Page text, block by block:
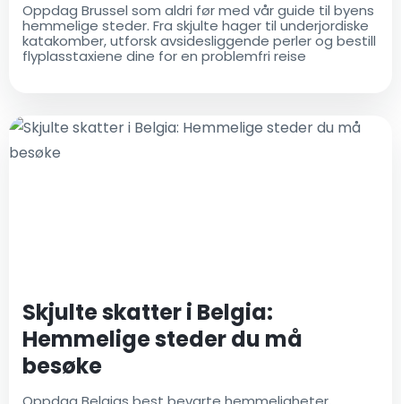
Oppdag Brussel som aldri før med vår guide til byens
hemmelige steder. Fra skjulte hager til underjordiske
katakomber, utforsk avsidesliggende perler og bestill
flyplasstaxiene dine for en problemfri reise
Skjulte skatter i Belgia:
Hemmelige steder du må
besøke